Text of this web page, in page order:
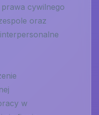
cywilnego
oraz
w